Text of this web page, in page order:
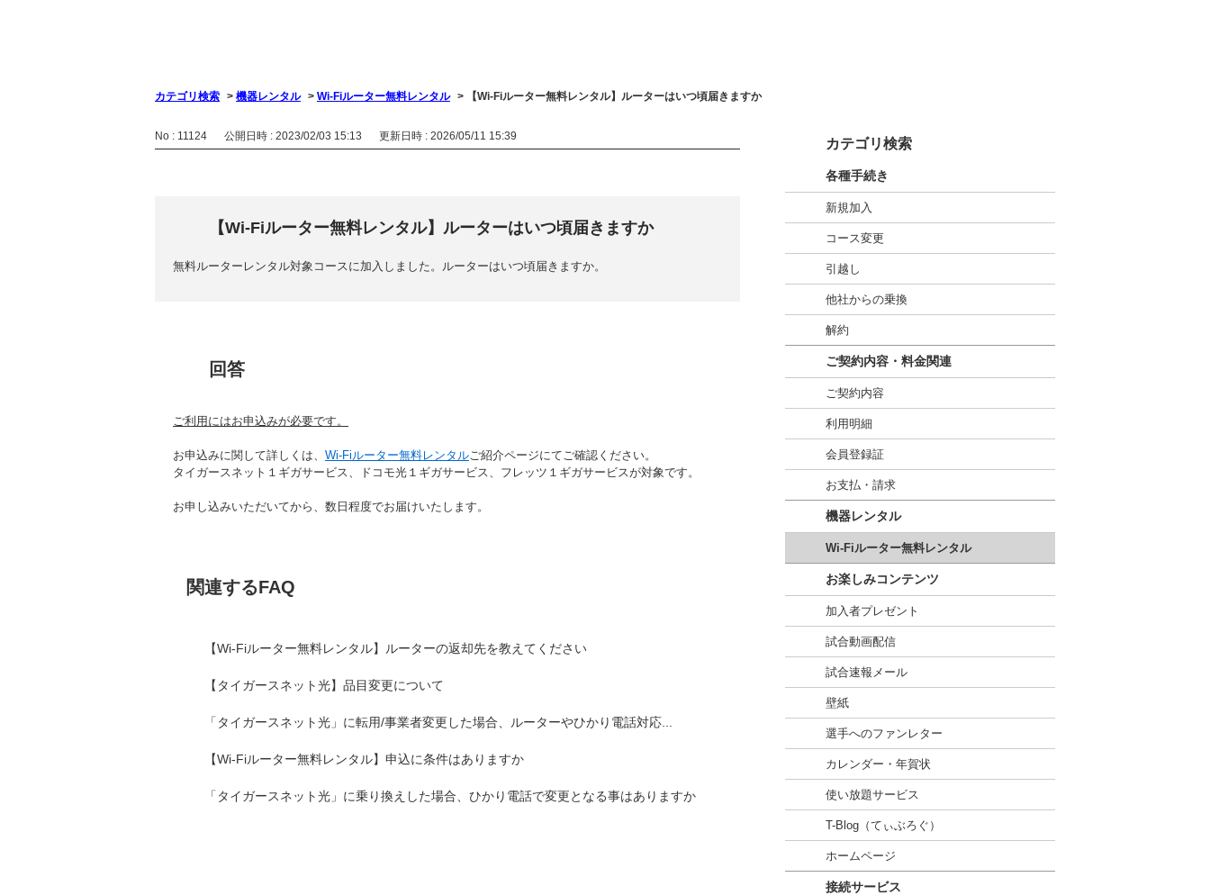
カテゴリ検索 > 機器レンタル > Wi-Fiルーター無料レンタル > 【Wi-Fiルーター無料レンタル】ルーターはいつ頃届きますか
カテゴリ検索
各種手続き
新規加入
コース変更
引越し
他社からの乗換
解約
ご契約内容・料金関連
ご契約内容
利用明細
会員登録証
お支払・請求
機器レンタル
Wi-Fiルーター無料レンタル
お楽しみコンテンツ
加入者プレゼント
試合動画配信
試合速報メール
壁紙
選手へのファンレター
カレンダー・年賀状
使い放題サービス
T-Blog（てぃぶろぐ）
ホームページ
接続サービス
No : 11124 公開日時 : 2023/02/03 15:13 更新日時 : 2026/05/11 15:39
【Wi-Fiルーター無料レンタル】ルーターはいつ頃届きますか
無料ルーターレンタル対象コースに加入しました。ルーターはいつ頃届きますか。
回答
ご利用にはお申込みが必要です。
お申込みに関して詳しくは、 Wi-Fiルーター無料レンタルご紹介ページにてご確認ください。
タイガースネット１ギガサービス、ドコモ光１ギガサービス、フレッツ１ギガサービスが対象です。
お申し込みいただいてから、数日程度でお届けいたします。
関連するFAQ
【Wi-Fiルーター無料レンタル】ルーターの返却先を教えてください
【タイガースネット光】品目変更について
「タイガースネット光」に転用/事業者変更した場合、ルーターやひかり電話対応...
【Wi-Fiルーター無料レンタル】申込に条件はありますか
「タイガースネット光」に乗り換えした場合、ひかり電話で変更となる事はありますか